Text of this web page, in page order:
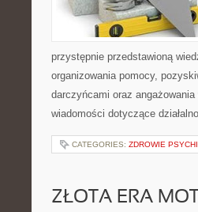
przystępnie przedstawioną
organizowania pomocy,
darczyńcami oraz
wiadomości dotyczące
CATEGORIES: ZDROWIE
ZŁOTA ERA